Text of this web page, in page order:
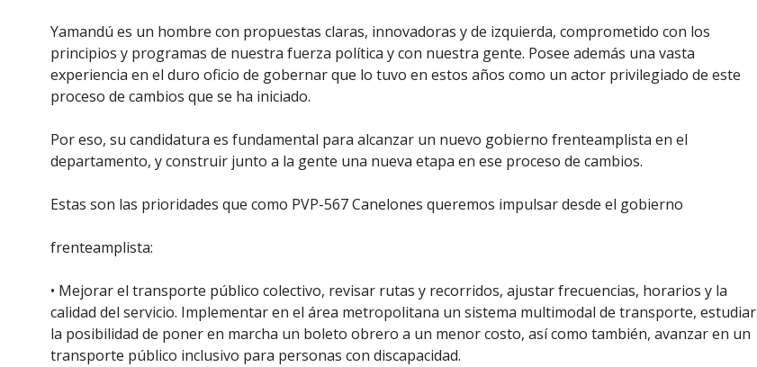
Yamandú es un hombre con propuestas claras, innovadoras y de izquierda, comprometido con los
principios y programas de nuestra fuerza política y con nuestra gente. Posee además una vasta
experiencia en el duro oficio de gobernar que lo tuvo en estos años como un actor privilegiado de este
proceso de cambios que se ha iniciado.
Por eso, su candidatura es fundamental para alcanzar un nuevo gobierno frenteamplista en el
departamento, y construir junto a la gente una nueva etapa en ese proceso de cambios.
Estas son las prioridades que como PVP-567 Canelones queremos impulsar desde el gobierno
frenteamplista:
• Mejorar el transporte público colectivo, revisar rutas y recorridos, ajustar frecuencias, horarios y la
calidad del servicio. Implementar en el área metropolitana un sistema multimodal de transporte, estudiar
la posibilidad de poner en marcha un boleto obrero a un menor costo, así como también, avanzar en un
transporte público inclusivo para personas con discapacidad.